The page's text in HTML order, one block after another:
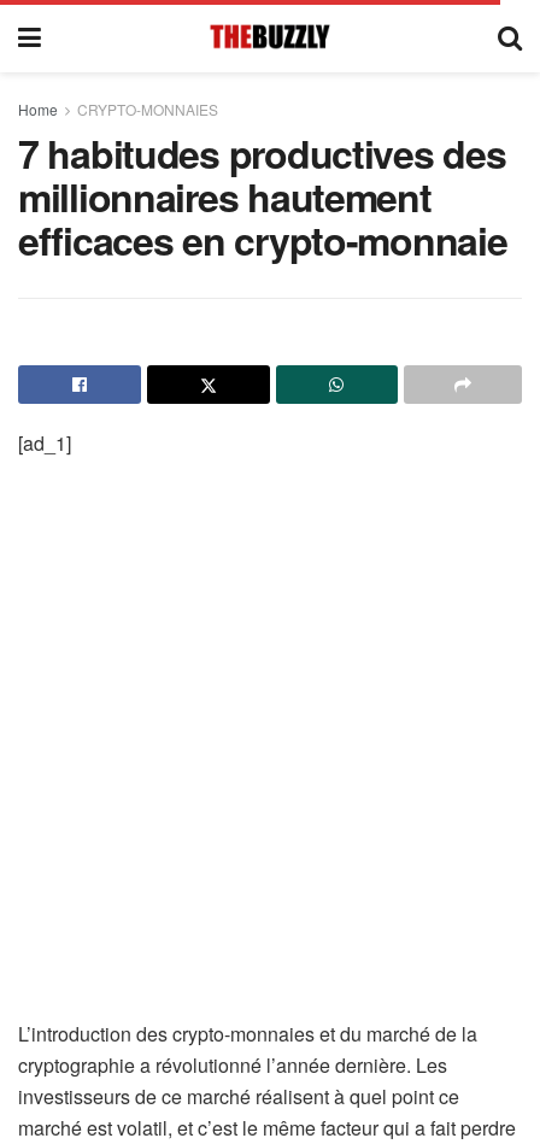
Home CRYPTO-MONNAIES
7 habitudes productives des
millionnaires hautement
efficaces en crypto-monnaie
[ad_1]
L’introduction des crypto-monnaies et du marché de la
cryptographie a révolutionné l’année dernière. Les
investisseurs de ce marché réalisent à quel point ce
marché est volatil, et c’est le même facteur qui a fait perdre